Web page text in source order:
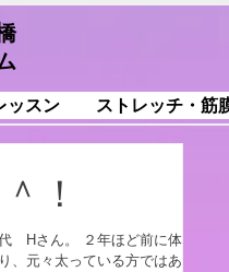
ッスン ストレッチ・筋
！
Hさん。 ２年ほど前に体調
、元々太っている方ではあり